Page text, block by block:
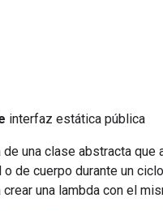
interfaz estática pública
una clase abstracta que
de cuerpo durante un
una lambda con el